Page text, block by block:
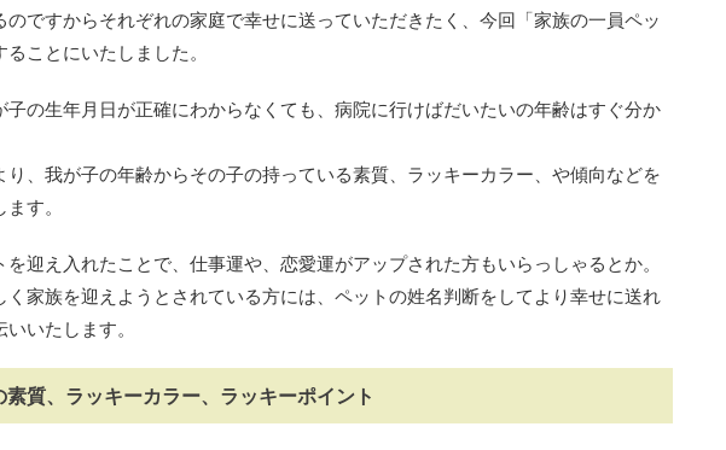
のですからそれぞれの家庭で幸せに送っていただきたく、今回「家族の一員ペッ
ることにいたしました。
子の生年月日が正確にわからなくても、病院に行けばだいたいの年齢はすぐ分か
り、我が子の年齢からその子の持っている素質、ラッキーカラー、や傾向などを
す。
を迎え入れたことで、仕事運や、恋愛運がアップされた方もいらっしゃるとか。
く家族を迎えようとされている方には、ペットの姓名判断をしてより幸せに送れ
いたします。
素質、ラッキーカラー、ラッキーポイント